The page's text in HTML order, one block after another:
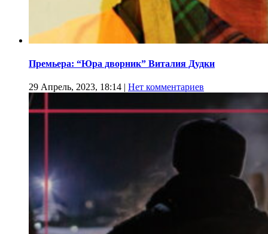
Премьера: “Юра дворник” Виталия Дудки
29 Апрель, 2023, 18:14 | Нет комментариев